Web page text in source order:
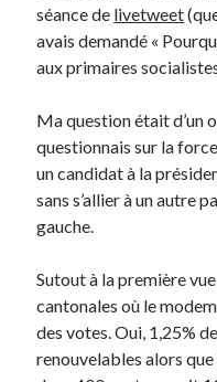
JFdansC’était pas mieux
littleceltdansComment j’ai
AnthonydansComment j’ai
Commentaires récents
Entretien ménager
littlecelt dansComment j’ai
AnthonydansComment j’ai
Renaud Ducherdans
personnelle
séance de livetweet
avais demandé «
aux primaires
Ma question était d’un
questionnais sur la
un candidat à la
sans s’allier à un autre
gauche.
Sutout à la première
cantonales où le
des votes. Oui, 1,25%
renouvelables alors